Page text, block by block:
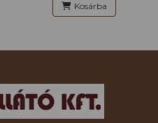
Kosárba